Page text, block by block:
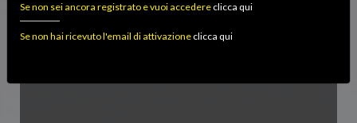
Se non sei ancora registrato e vuoi accedere clicca qui
Se non hai ricevuto l'email di attivazione clicca qui